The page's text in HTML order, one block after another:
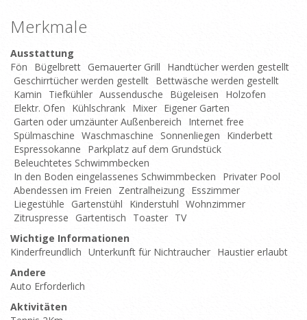
Merkmale
Ausstattung
Fön
Bügelbrett Gemauerter Grill
Handtücher werden gestellt
Geschirrtücher werden gestellt Bettwäsche werden gestellt
Kamin
Tiefkühler Aussendusche Bügeleisen
Holzofen
Elektr. Ofen
Kühlschrank Mixer Eigener Garten
Garten oder umzäunter Außenbereich
Internet free
Spülmaschine Waschmaschine Sonnenliegen
Kinderbett
Espressokanne
Parkplatz auf dem Grundstück
Beleuchtetes Schwimmbecken
In den Boden eingelassenes Schwimmbecken
Privater Pool
Abendessen im Freien
Zentralheizung Esszimmer
Liegestühle
Gartenstühl Kinderstuhl Wohnzimmer
Zitruspresse
Gartentisch Toaster TV
Wichtige Informationen
Kinderfreundlich Unterkunft für Nichtraucher Haustier erlaubt
Andere
Auto Erforderlich
Aktivitäten